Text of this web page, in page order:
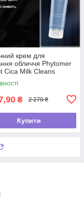
крем для
обличчя Phytomer
Cica Milk Cleans
₴ 2 270 ₴
Купити